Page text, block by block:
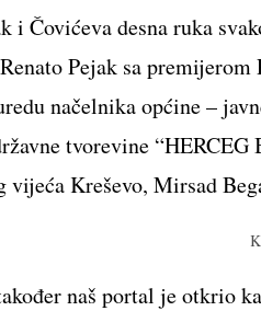
i Čovićeva desna ruka
Pejak sa
načelnika općine –
tvorevine “HERCEG
vijeća Kreševo, Mirsad
naš portal je otkrio